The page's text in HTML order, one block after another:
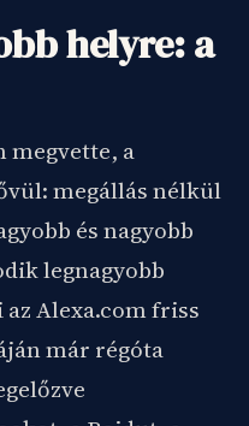
helyre: a
megvette, a
megállás nélkül
és nagyobb
legnagyobb
Alexa.com friss
már régóta